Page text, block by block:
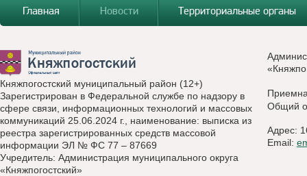
Главная
Новости Территориальные органы
Княжпогостский муниципальный район (12+)
Зарегистрирован в Федеральной службе по надзору в
сфере связи, информационных технологий и массовых
коммуникаций 25.06.2024 г., наименование: выписка из
реестра зарегистрированных средств массовой
информации ЭЛ № ФС 77 – 87669
Учредитель: Администрация муниципального округа
«Княжпогостский»
Общий
Адрес:
Email: